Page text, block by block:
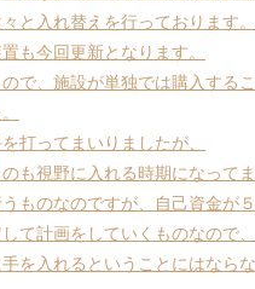
と入れ替えを行っております。
も今回更新となります。
で、施設が単独では購入する
打ってまいりましたが、
も視野に入れる時期になってま
ものなのですが、自己資金が
て計画をしていくものなので、
を入れるということにはなら